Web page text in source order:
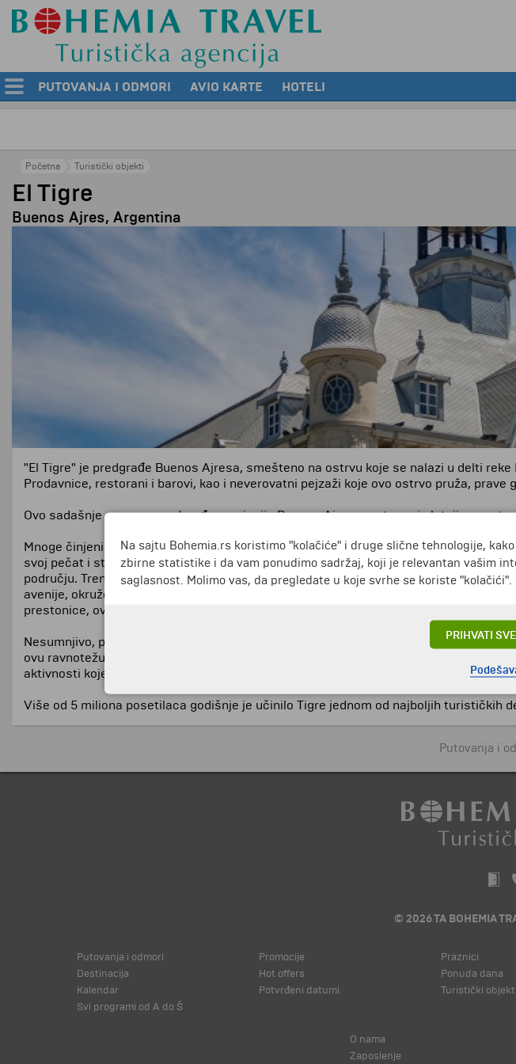
PUTOVANJA I ODMORI AVIO KARTE HOTELI
Početna Turistički objekti
El Tigre
Buenos Ajres, Argentina
"El Tigre" je predgrađe Buenos Ajresa, smešteno na ostrvu koje se nalazi u delti
Prodavnice, restorani i barovi, kao i neverovatni pejzaži koje ovo ostrvo pruža,
Ovo sadašnje severno predgrađe provincije Buenos Ajres smatrano je letnjim
Mnoge činjenice su uticale na razvoj regiona Tigre tokom prošlog veka, poput
svoj pečat i stil ovoj zoni. Većina vila u ovoj oblasti izgrađena je u viktorijanskom,
području. Trenutno, Tigre pokazuje sjajan razvoj u pogledu nekretnina. Nekoliko
avenije, okružene usamljenim vilama sa prostranim vrtovima, nedavno su obnovile
prestonice, ove zelene površine su sada omiljeno mesto za cele porodice sa decom,
Nesumnjivo, prirodne lepote Delte su jedna od glavnih atrakcija Tigrea. To je
ovu ravnotežu. Plovidba rekama i potocima, uživanje u bujnoj vegetaciji, divljenje
aktivnosti koje ovaj jedinstveni geografski položaj nudi.
Više od 5 miliona posetilaca godišnje je učinilo Tigre jednom od najboljih turističkih
Putovanja i
© 2026 TA BOHEMIA
Putovanja i odmori
Destinacija
Kalendar
Svi programi od A do Š
Promocije
Hot offers
Potvrđeni datumi
Praznici
Ponuda dana
Turistički objekti
O nama
Zaposlenje
Na sajtu Bohemia.rs koristimo "kolačiće" i druge slične tehnologije,
zbirne statistike i da vam ponudimo sadržaj, koji je relevantan vašim
saglasnost. Molimo vas, da pregledate u koje svrhe se koriste "kolačići".
PRIHVATI SVE